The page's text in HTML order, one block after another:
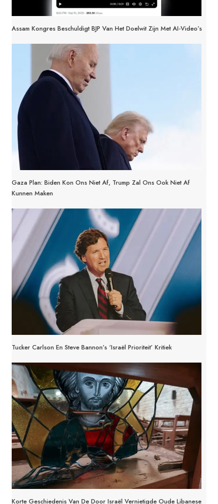
Assam Kongres Beschuldigt BJP Van Het Doelwit Zijn Met AI-Video’s
Gaza Plan: Biden Kon Ons Niet Af, Trump Zal Ons Ook Niet Af
Kunnen Maken
Tucker Carlson En Steve Bannon’s ‘Israël Prioriteit’ Kritiek
Korte Geschiedenis Van De Door Israël Vernietigde Oude Libanese